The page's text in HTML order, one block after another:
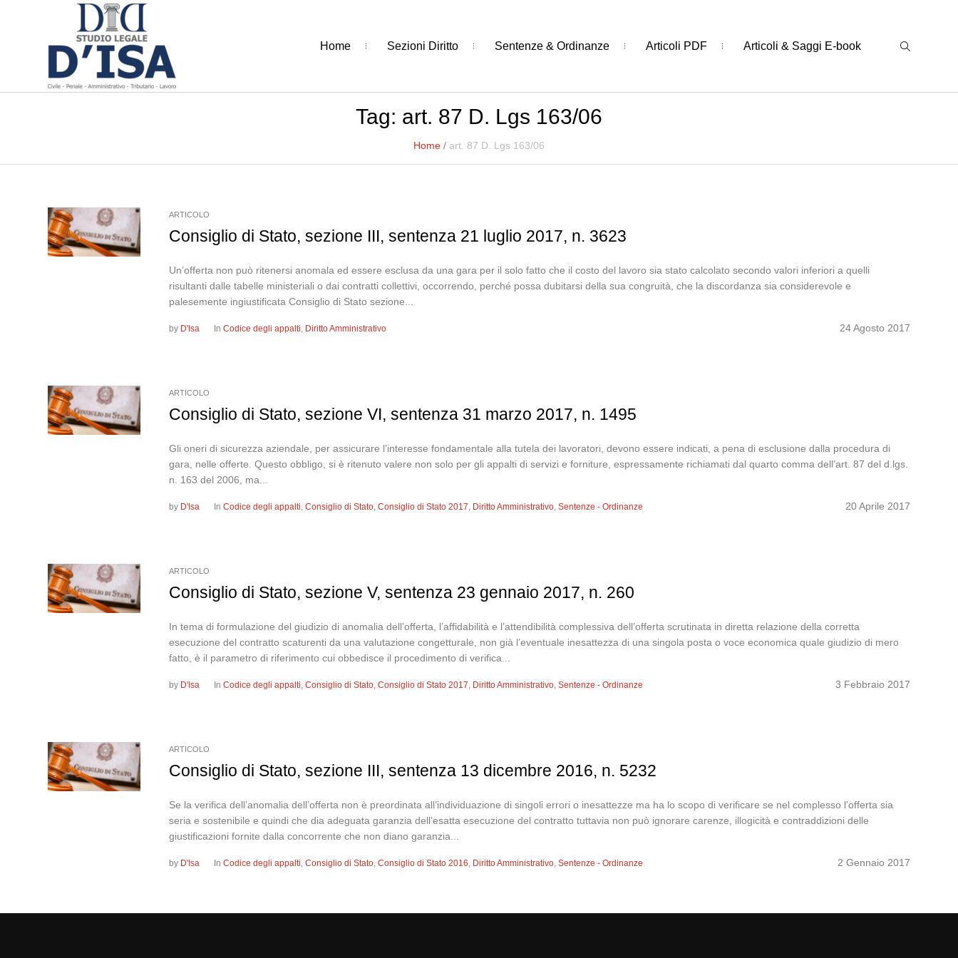
Home Sezioni Diritto Sentenze & Ordinanze Articoli PDF Articoli & Saggi E-book
Tag: art. 87 D. Lgs 163/06
Home / art. 87 D. Lgs 163/06
ARTICOLO
Consiglio di Stato, sezione III, sentenza 21 luglio 2017, n. 3623
Un’offerta non può ritenersi anomala ed essere esclusa da una gara per il solo fatto che il costo del lavoro sia stato calcolato secondo valori inferiori a quelli
risultanti dalle tabelle ministeriali o dai contratti collettivi, occorrendo, perché possa dubitarsi della sua congruità, che la discordanza sia considerevole e
palesemente ingiustificata Consiglio di Stato sezione...
24 Agosto 2017
by D'Isa InCodice degli appalti, Diritto Amministrativo
ARTICOLO
Consiglio di Stato, sezione VI, sentenza 31 marzo 2017, n. 1495
Gli oneri di sicurezza aziendale, per assicurare l’interesse fondamentale alla tutela dei lavoratori, devono essere indicati, a pena di esclusione dalla procedura di
gara, nelle offerte. Questo obbligo, si è ritenuto valere non solo per gli appalti di servizi e forniture, espressamente richiamati dal quarto comma dell’art. 87 del d.lgs.
n. 163 del 2006, ma...
20 Aprile 2017
by D'Isa InCodice degli appalti,Consiglio di Stato,Consiglio di Stato 2017, Diritto Amministrativo,Sentenze - Ordinanze
ARTICOLO
Consiglio di Stato, sezione V, sentenza 23 gennaio 2017, n. 260
In tema di formulazione del giudizio di anomalia dell’offerta, l’affidabilità e l’attendibilità complessiva dell’offerta scrutinata in diretta relazione della corretta
esecuzione del contratto scaturenti da una valutazione congetturale, non già l’eventuale inesattezza di una singola posta o voce economica quale giudizio di mero
fatto, è il parametro di riferimento cui obbedisce il procedimento di verifica...
3 Febbraio 2017
by D'Isa InCodice degli appalti,Consiglio di Stato,Consiglio di Stato 2017, Diritto Amministrativo,Sentenze - Ordinanze
ARTICOLO
Consiglio di Stato, sezione III, sentenza 13 dicembre 2016, n. 5232
Se la verifica dell’anomalia dell’offerta non è preordinata all’individuazione di singoli errori o inesattezze ma ha lo scopo di verificare se nel complesso l’offerta sia
seria e sostenibile e quindi che dia adeguata garanzia dell’esatta esecuzione del contratto tuttavia non può ignorare carenze, illogicità e contraddizioni delle
giustificazioni fornite dalla concorrente che non diano garanzia...
2 Gennaio 2017
by D'Isa InCodice degli appalti,Consiglio di Stato,Consiglio di Stato 2016, Diritto Amministrativo,Sentenze - Ordinanze